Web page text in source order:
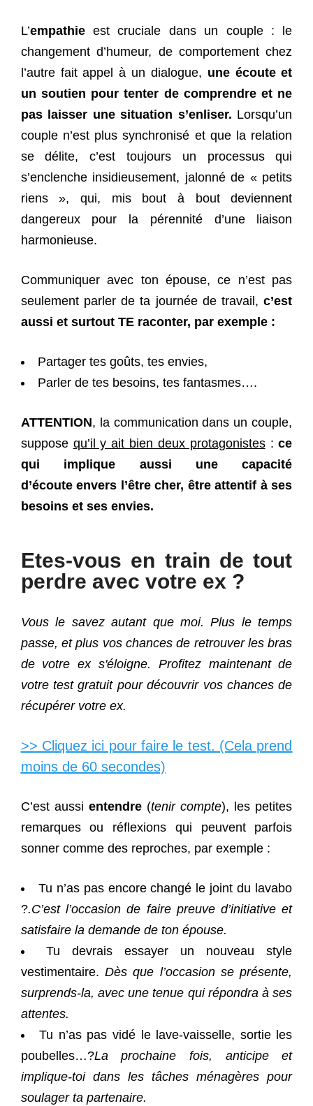
L’empathieest cruciale dans un couple : le
changement d’humeur, de comportement chez
l’autre fait appel à un dialogue, une écoute et
un soutien pour tenter de comprendre et ne
pas laisser une situation s’enliser. Lorsqu’un
couple n’est plus synchronisé et que la relation
se délite, c’est toujours un processus qui
s’enclenche insidieusement, jalonné de « petits
riens », qui, mis bout à bout deviennent
dangereux pour la pérennité d’une liaison
harmonieuse.
Communiquer avec ton épouse, ce n’est pas
seulement parler de ta journée de travail,c’est
aussi et surtout TE raconter, par exemple :
Partager tes goûts, tes envies,
Parler de tes besoins, tes fantasmes….
ATTENTION, la communication dans un couple,
suppose qu’il y ait bien deux protagonistes:ce
qui implique aussi une capacité
d’écoute envers l’être cher, être attentif à ses
besoins et ses envies.
Etes-vous en train de tout
perdre avec votre ex ?
Vous le savez autant que moi. Plus le temps
passe, et plus vos chances de retrouver les bras
de votre ex s'éloigne. Profitez maintenant de
votre test gratuit pour découvrir vos chances de
récupérer votre ex.
>> Cliquez ici pour faire le test. (Cela prend
moins de 60 secondes)
C’est aussi entendre(tenir compte), les petites
remarques ou réflexions qui peuvent parfois
sonner comme des reproches, par exemple :
Tu n’as pas encore changé le joint du lavabo
?.C’est l’occasion de faire preuve d’initiative et
satisfaire la demande de ton épouse.
Tu devrais essayer un nouveau style
vestimentaire.Dès que l’occasion se présente,
surprends-la, avec une tenue qui répondra à ses
attentes.
Tu n’as pas vidé le lave-vaisselle, sortie les
poubelles…?La prochaine fois, anticipe et
implique-toi dans les tâches ménagères pour
soulager ta partenaire.